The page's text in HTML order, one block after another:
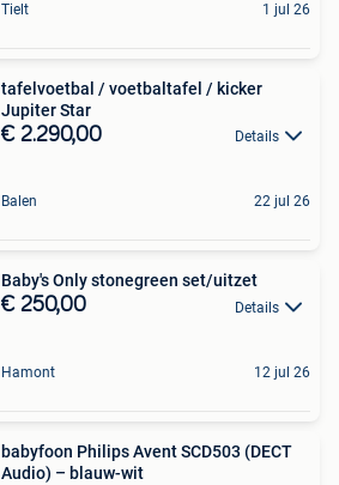
Tielt 1 jul 26
tafelvoetbal / voetbaltafel / kicker
Jupiter Star
€ 2.290,00 Details
Balen 22 jul 26
Baby's Only stonegreen set/uitzet
€ 250,00 Details
Hamont 12 jul 26
babyfoon Philips Avent SCD503 (DECT
Audio) – blauw-wit